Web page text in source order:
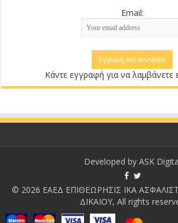
Email:
Κάντε εγγραφή για να λαμβάνετε
Developed by ASK
© 2026 ΕΑΕΔ ΕΠΙΘΕΩΡΗΣΙΣ ΙΚΑ
ΔΙΚΑΙΟΥ, All rights